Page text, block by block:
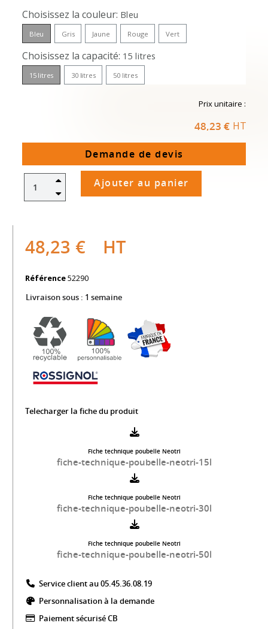
Choisissez la couleur Bleu
Bleu Gris Jaune Rouge Vert
Choisissez la capacité 15 litres
15 litres 30 litres 50 litres
Prix unitaire :
48,23 € HT
Demande de devis
Ajouter au panier
48,23 € HT
Référence52290
Livraison sous : 1 semaine
Telecharger la fiche du produit
Fiche technique poubelle Neotri
fiche-technique-poubelle-neotri-15l
Fiche technique poubelle Neotri
fiche-technique-poubelle-neotri-30l
Fiche technique poubelle Neotri
fiche-technique-poubelle-neotri-50l
Service client au 05.45.36.08.19​
Personnalisation à la demande
Paiement sécurisé CB​